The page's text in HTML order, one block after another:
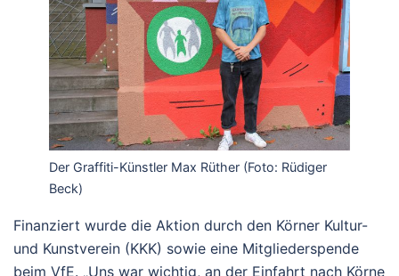
Der Graffiti-Künstler Max Rüther (Foto: Rüdiger
Beck)
Finanziert wurde die Aktion durch den Körner Kultur-
und Kunstverein (KKK) sowie eine Mitgliederspende
beim VfE. „Uns war wichtig, an der Einfahrt nach Körne